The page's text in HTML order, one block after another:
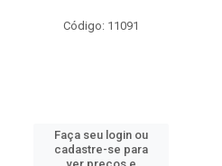
Código: 11091
Faça seu login ou
cadastre-se para